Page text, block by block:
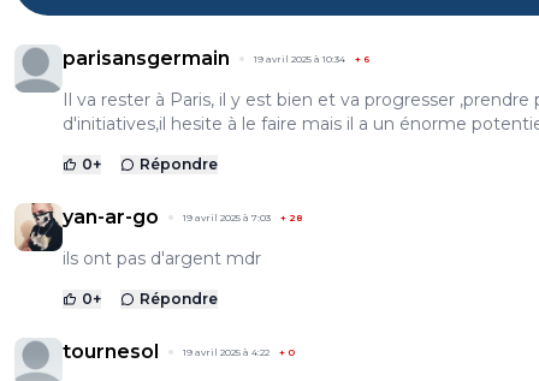
parisansgermain 19 avril 2025 à 10:34 + 6
Il va rester à Paris, il y est bien et va progresser ,prendre
d'initiatives,il hesite à le faire mais il a un énorme
0+ Répondre
yan-ar-go 19 avril 2025 à 7:03 + 28
ils ont pas d'argent mdr
0+ Répondre
tournesol 19 avril 2025 à 4:22 + 0